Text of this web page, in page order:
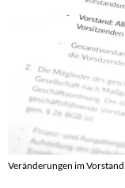
Veränderungen im